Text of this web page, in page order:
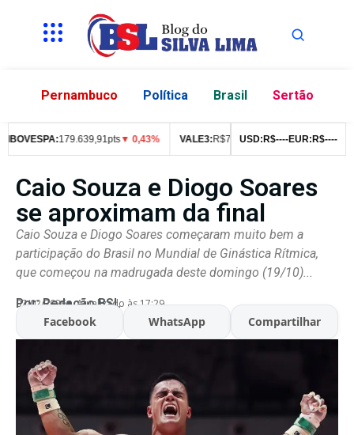
Pernambuco Política Brasil Sertão
179.639,91pts▼ 0,43% VALE3:R$76,99 ▼ 2,49% ITUB4:R$
USD: R$----EUR: R$----
Caio Souza e Diogo Soares
se aproximam da final
Caio Souza e Diogo Soares começaram muito bem a
participação do Brasil no Mundial de Ginástica Rítmica,
que começou na madrugada deste domingo (19/10)...
Por:Redação BSL
07/02/2026 Atualizado às 17:29
Facebook WhatsApp Compartilhar